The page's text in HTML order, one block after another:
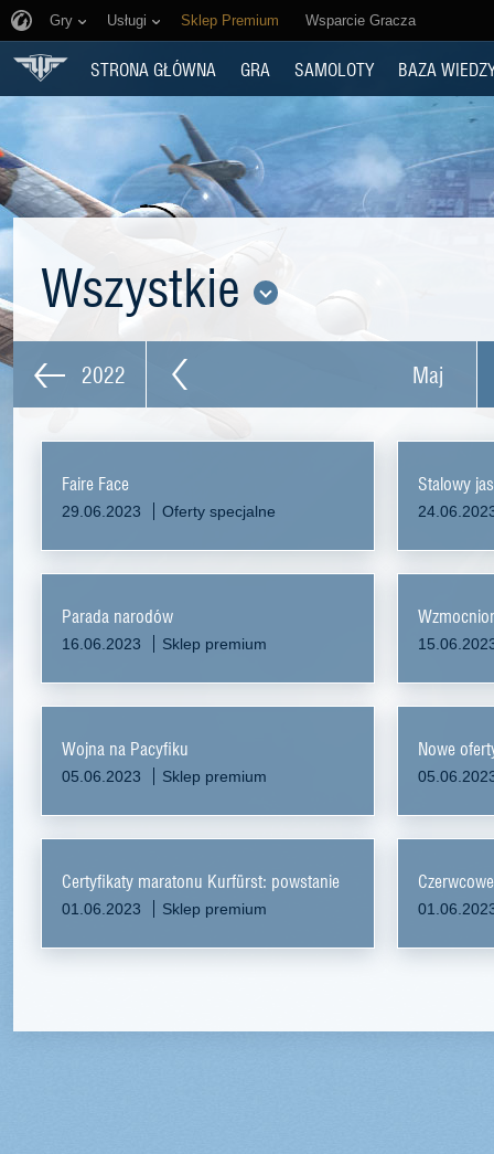
Gry Usługi Sklep Premium Wsparcie Gracza
STRONA GŁÓWNA GRA SAMOLOTY BAZA
Wszystkie
2022 Maj
Faire Face
29.06.2023 Oferty specjalne
Stalowy
Parada narodów
16.06.2023 Sklep premium
Wojna na Pacyfiku
05.06.2023 Sklep premium
Nowe
Certyfikaty maratonu Kurfürst: powstanie
01.06.2023 Sklep premium